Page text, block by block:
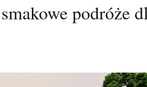
podróże